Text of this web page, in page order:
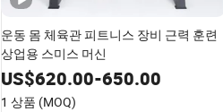
운동 몸 체육관 피트니스 장비 근력 훈련
상업용 스미스 머신
US$620.00-650.00
1 상품 (MOQ)